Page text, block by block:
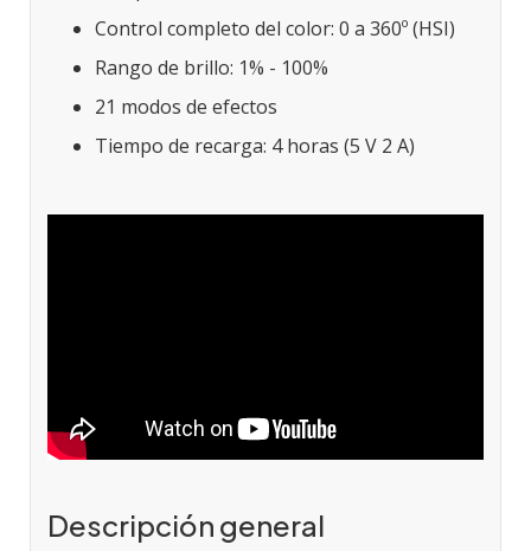
Control completo del color: 0 a 360º (HSI)
Rango de brillo: 1% - 100%
21 modos de efectos
Tiempo de recarga: 4 horas (5 V 2 A)
Descripción general